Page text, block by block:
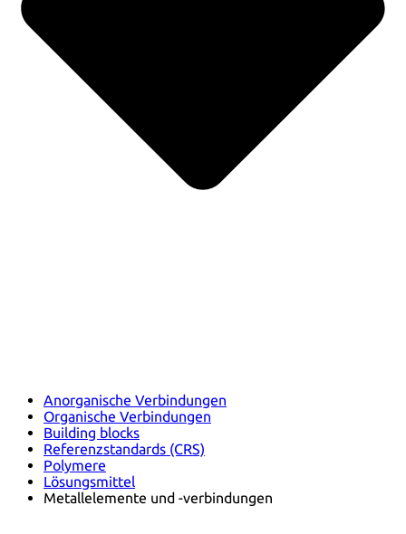
Anorganische Verbindungen
Organische Verbindungen
Building blocks
Referenzstandards (CRS)
Polymere
Lösungsmittel
Metallelemente und -verbindungen